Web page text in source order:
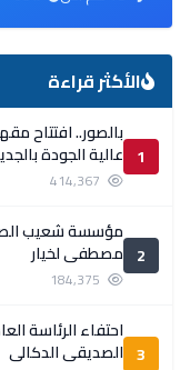
الأكثر قراءة
1 عالية الجودة
2
مؤسسة شعيب
مصطفى لخيار
3
احتفاء الرئاسة
الصديقي الدكالي